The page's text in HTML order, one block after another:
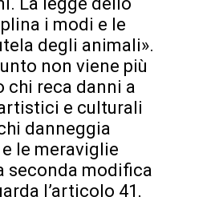
i modi e le
degli animali».
non viene più
chi reca danni a
e culturali
danneggia
e le meraviglie
seconda modifica
l’articolo 41,